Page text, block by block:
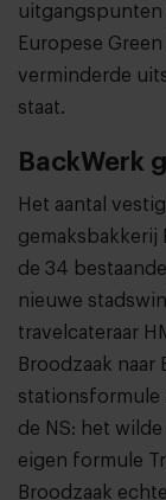
uitgangspunten
Europese
verminderde
staat.
BackWerk
Het aantal
gemaksbakkerij
de 34
nieuwe
travelcateraar
Broodzaak naar
stationsformule
de NS: het
eigen formule
Broodzaak